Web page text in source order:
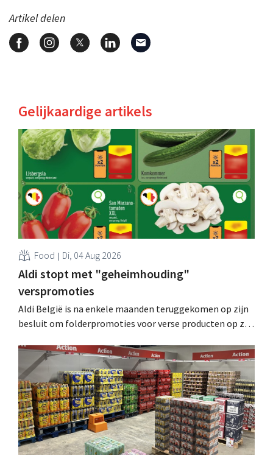
Artikel delen
Gelijkaardige artikels
Food Di, 04 Aug 2026
Aldi stopt met "geheimhouding"
verspromoties
Aldi België is na enkele maanden teruggekomen op zijn
besluit om folderpromoties voor verse producten op zijn
werking treden: "Onze klanten willen goed
geïnformeerd worden." .